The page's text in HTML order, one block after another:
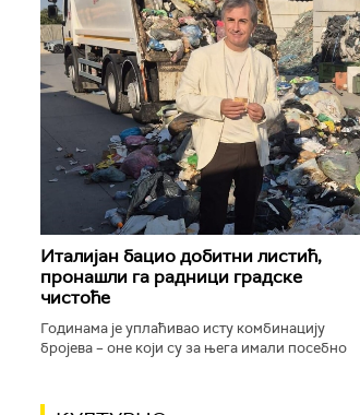
Италијан бацио добитни листић,
пронашли га радници градске
чистоће
Годинама је уплаћивао исту комбинацију
бројева – оне који су за њега имали посебно